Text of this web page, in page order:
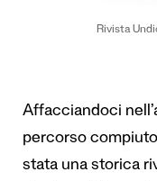
Rivista
Affacciandoci
percorso
stata una storica